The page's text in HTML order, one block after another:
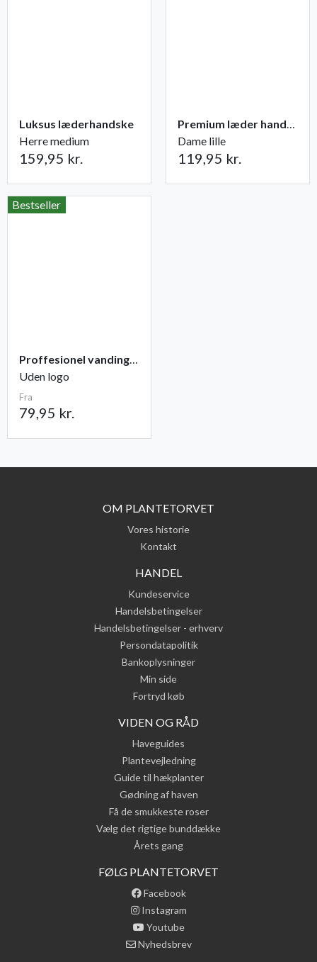
Luksus læderhandske
Herre medium
159,95 kr.
Premium læder handske Flutter
Dame lille
119,95 kr.
Bestseller
Proffesionel vandingspose 100 liter
Uden logo
Fra
79,95 kr.
OM PLANTETORVET
Vores historie
Kontakt
HANDEL
Kundeservice
Handelsbetingelser
Handelsbetingelser - erhverv
Persondatapolitik
Bankoplysninger
Min side
Fortryd køb
VIDEN OG RÅD
Haveguides
Plantevejledning
Guide til hækplanter
Gødning af haven
Få de smukkeste roser
Vælg det rigtige bunddække
Årets gang
FØLG PLANTETORVET
Facebook
Instagram
Youtube
Nyhedsbrev